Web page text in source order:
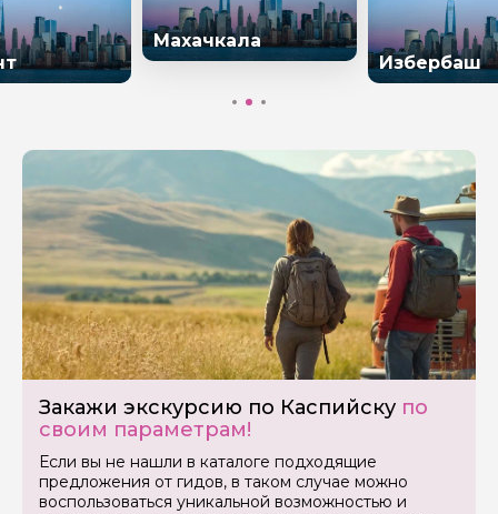
Махачкала
Избербаш
Закажи экскурсию по Каспийску по
своим параметрам!
Если вы не нашли в каталоге подходящие
предложения от гидов, в таком случае можно
воспользоваться уникальной возможностью и